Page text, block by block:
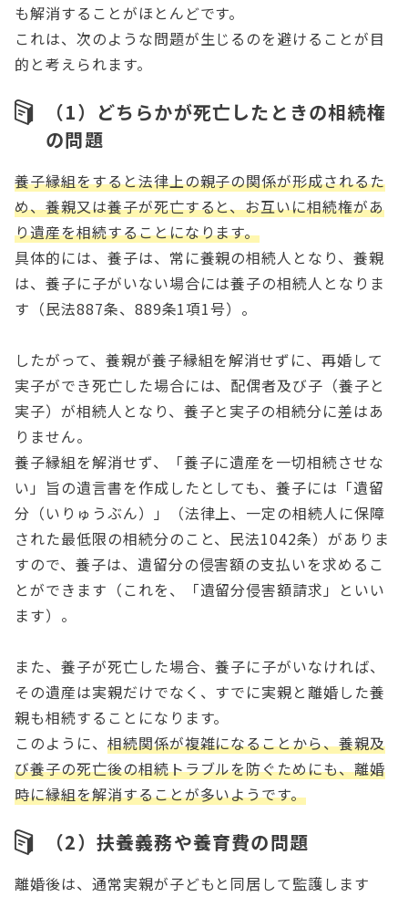
も解消することがほとんどです。
これは、次のような問題が生じるのを避けることが目
的と考えられます。
（1）どちらかが死亡したときの相続権
の問題
養子縁組をすると法律上の親子の関係が形成されるた
め、養親又は養子が死亡すると、お互いに相続権があ
り遺産を相続することになります。
具体的には、養子は、常に養親の相続人となり、養親
は、養子に子がいない場合には養子の相続人となりま
す（民法887条、889条1項1号）。
したがって、養親が養子縁組を解消せずに、再婚して
実子ができ死亡した場合には、配偶者及び子（養子と
実子）が相続人となり、養子と実子の相続分に差はあ
りません。
養子縁組を解消せず、「養子に遺産を一切相続させな
い」旨の遺言書を作成したとしても、養子には「遺留
分（いりゅうぶん）」（法律上、一定の相続人に保障
された最低限の相続分のこと、民法1042条）がありま
すので、養子は、遺留分の侵害額の支払いを求めるこ
とができます（これを、「遺留分侵害額請求」といい
ます）。
また、養子が死亡した場合、養子に子がいなければ、
その遺産は実親だけでなく、すでに実親と離婚した養
親も相続することになります。
このように、 相続関係が複雑になることから、養親及
び養子の死亡後の相続トラブルを防ぐためにも、離婚
時に縁組を解消することが多いようです。
（2）扶養義務や養育費の問題
離婚後は、通常実親が子どもと同居して監護します